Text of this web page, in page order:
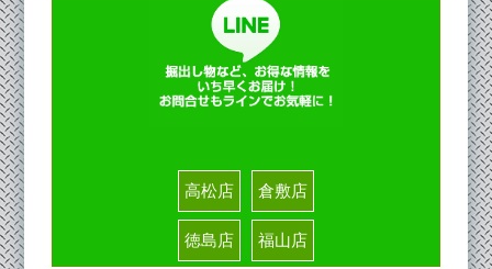
高松店 倉敷店
徳島店 福山店